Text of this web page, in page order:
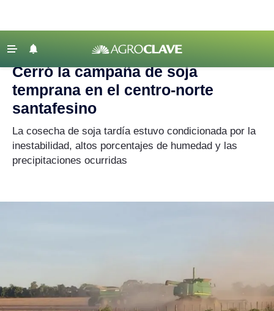
Ganadería
Lechería
Tecnología
Maquinaria agrícola
‹ VOLVER
Agroclave Agricultura | soja
Cerró la campaña de soja
temprana en el centro-norte
santafesino
La cosecha de soja tardía estuvo condicionada por la
inestabilidad, altos porcentajes de humedad y las
precipitaciones ocurridas